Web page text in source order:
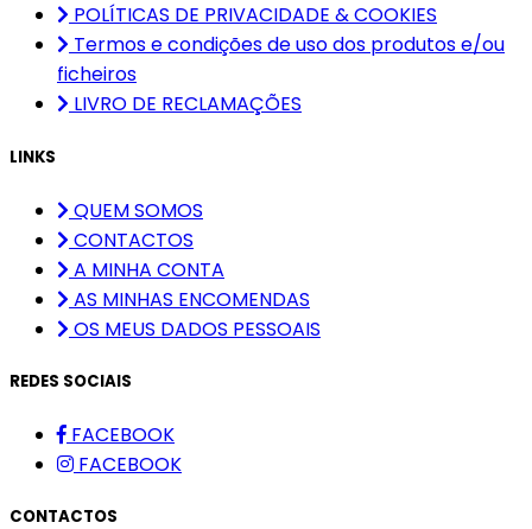
POLÍTICAS DE PRIVACIDADE & COOKIES
Termos e condições de uso dos produtos e/ou
ficheiros
LIVRO DE RECLAMAÇÕES
LINKS
QUEM SOMOS
CONTACTOS
A MINHA CONTA
AS MINHAS ENCOMENDAS
OS MEUS DADOS PESSOAIS
REDES SOCIAIS
FACEBOOK
FACEBOOK
CONTACTOS